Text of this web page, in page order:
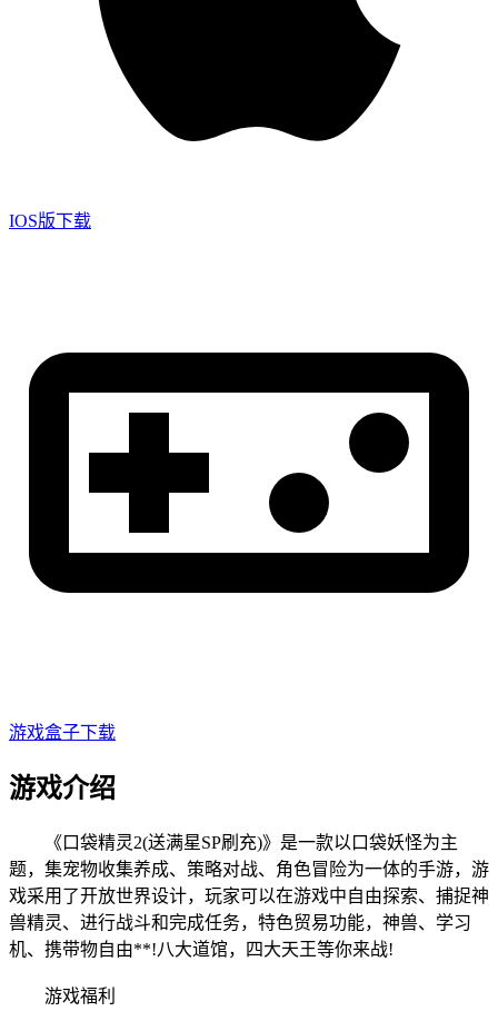
IOS版下载
游戏盒子下载
游戏介绍
《口袋精灵2(送满星SP刷充)》是一款以口袋妖怪为主
题，集宠物收集养成、策略对战、角色冒险为一体的手游，游
戏采用了开放世界设计，玩家可以在游戏中自由探索、捕捉神
兽精灵、进行战斗和完成任务，特色贸易功能，神兽、学习
机、携带物自由**!八大道馆，四大天王等你来战!
游戏福利